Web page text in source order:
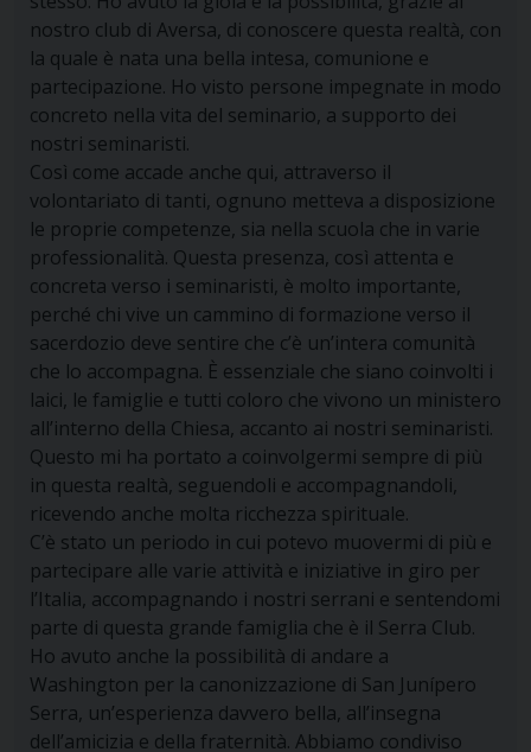
nostro club di Aversa, di conoscere questa realtà, con
la quale è nata una bella intesa, comunione e
partecipazione. Ho visto persone impegnate in modo
concreto nella vita del seminario, a supporto dei
nostri seminaristi.
Così come accade anche qui, attraverso il
volontariato di tanti, ognuno metteva a disposizione
le proprie competenze, sia nella scuola che in varie
professionalità. Questa presenza, così attenta e
concreta verso i seminaristi, è molto importante,
perché chi vive un cammino di formazione verso il
sacerdozio deve sentire che c’è un’intera comunità
che lo accompagna. È essenziale che siano coinvolti i
laici, le famiglie e tutti coloro che vivono un ministero
all’interno della Chiesa, accanto ai nostri seminaristi.
Questo mi ha portato a coinvolgermi sempre di più
in questa realtà, seguendoli e accompagnandoli,
ricevendo anche molta ricchezza spirituale.
C’è stato un periodo in cui potevo muovermi di più e
partecipare alle varie attività e iniziative in giro per
l’Italia, accompagnando i nostri serrani e sentendomi
parte di questa grande famiglia che è il Serra Club.
Ho avuto anche la possibilità di andare a
Washington per la canonizzazione di San Junípero
Serra, un’esperienza davvero bella, all’insegna
dell’amicizia e della fraternità. Abbiamo condiviso